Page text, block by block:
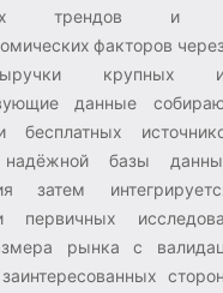
трендов и
факторов
крупных
данные
бесплатных
надёжной базы
затем
первичных
рынка с